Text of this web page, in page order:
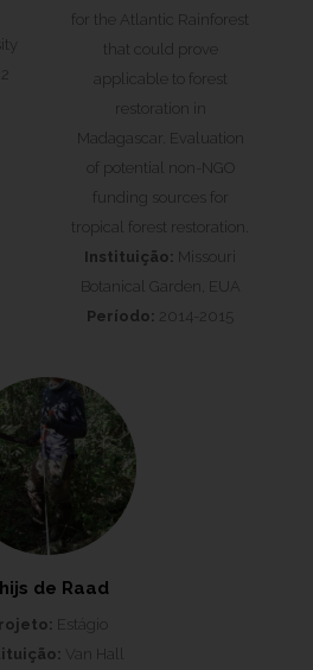
for the Atlantic Rainforest
that could prove
applicable to forest
restoration in
Madagascar. Evaluation
of potential non-NGO
funding sources for
tropical forest restoration.
Instituição: Missouri
Botanical Garden, EUA
Período: 2014-2015
de Raad
Estágio
Van Hall